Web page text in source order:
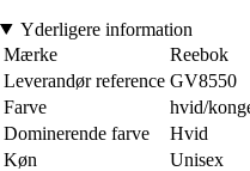
Yderligere information
Mærke
Reebok
Leverandør reference GV8550
Farve
hvid/
Dominerende farve
Hvid
Køn
Unisex